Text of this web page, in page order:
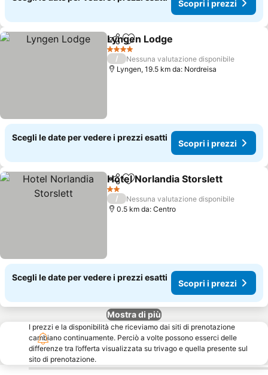
Scopri i prezzi
CondividiAggiungi ai preferiti
Lyngen Lodge
4 Stelle
/
Nessuna valutazione disponibile
Lyngen, 19.5 km da: Nordreisa
Scegli le date per vedere i prezzi esatti
Scopri i prezzi
CondividiAggiungi ai preferiti
Hotel Norlandia Storslett
2 Stelle
/
Nessuna valutazione disponibile
0.5 km da: Centro
Scegli le date per vedere i prezzi esatti
Scopri i prezzi
Mostra di più
I prezzi e la disponibilità che riceviamo dai siti di prenotazione
cambiano continuamente. Perciò a volte possono esserci delle
differenze tra l’offerta visualizzata su trivago e quella presente sul
sito di prenotazione.